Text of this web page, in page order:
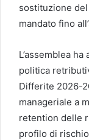
sostituzione
mandato fino
L’assemblea
politica
Differite 2026-
manageriale a
retention delle
profilo di